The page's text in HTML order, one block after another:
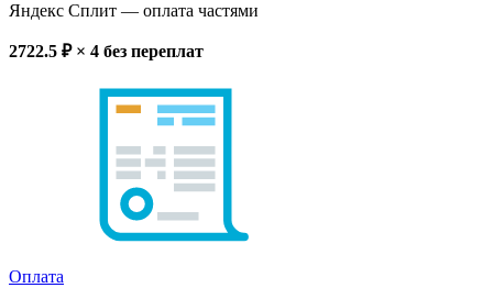
Яндекс Сплит — оплата частями
2722.5 ₽ × 4 без переплат
Оплата